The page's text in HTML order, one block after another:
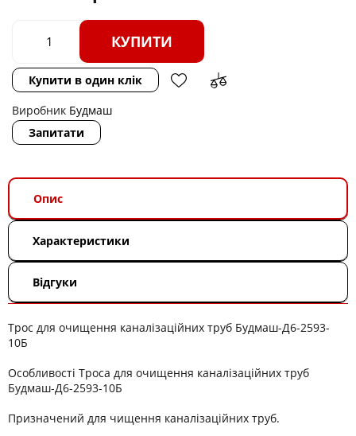
КУПИТИ
Купити в один клік
Виробник Будмаш
Запитати
Опис
Характеристики
Відгуки
Трос для очищення каналізаційних труб Будмаш-Д6-2593-
10Б
Особливості Троса для очищення каналізаційних труб
Будмаш-Д6-2593-10Б
Призначений для чищення каналізаційних труб.